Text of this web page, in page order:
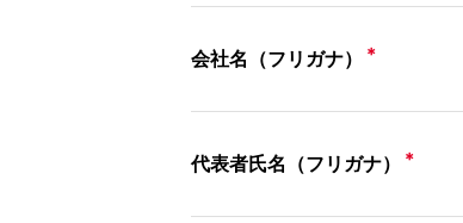
会社名（フリガナ） ＊
代表者氏名（フリガナ） ＊